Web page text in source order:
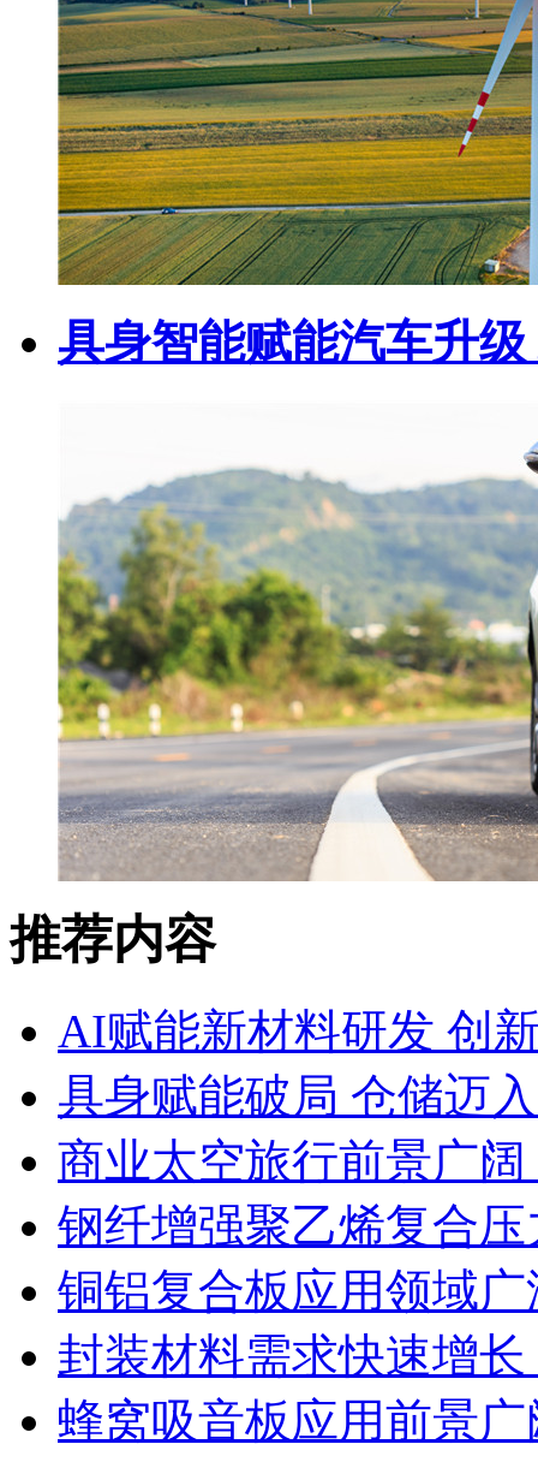
具身智能赋能汽车升
推荐内容
AI赋能新材料研发 创
具身赋能破局 仓储迈
商业太空旅行前景广
钢纤增强聚乙烯复合
铜铝复合板应用领域
封装材料需求快速增
蜂窝吸音板应用前景